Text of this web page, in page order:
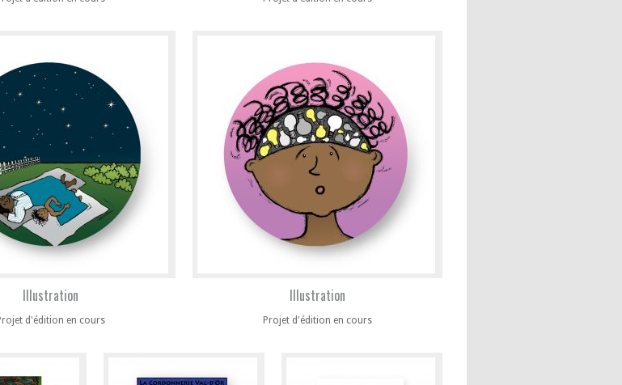
Illustration
d'édition en cours
Illustration
Projet d'édition en cours